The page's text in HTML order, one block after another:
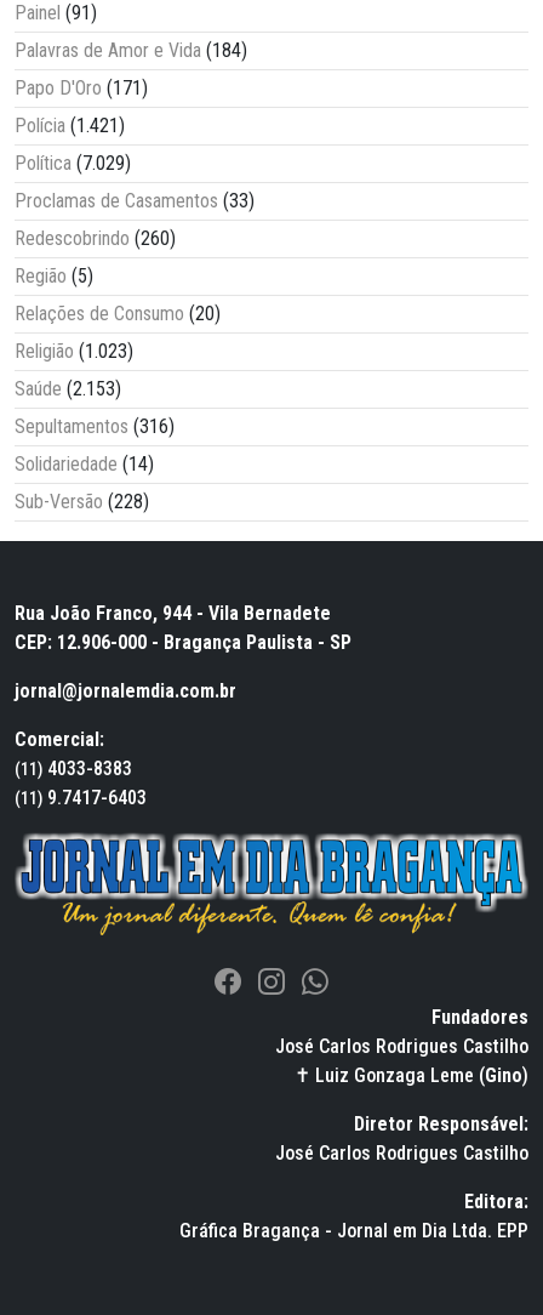
Painel (91)
Palavras de Amor e Vida (184)
Papo D'Oro (171)
Polícia (1.421)
Política (7.029)
Proclamas de Casamentos (33)
Redescobrindo (260)
Região (5)
Relações de Consumo (20)
Religião (1.023)
Saúde (2.153)
Sepultamentos (316)
Solidariedade (14)
Sub-Versão (228)
Rua João Franco, 944 - Vila Bernadete
CEP: 12.906-000 - Bragança Paulista - SP
jornal@jornalemdia.com.br
Comercial:
(11) 4033-8383
(11) 9.7417-6403
Fundadores
José Carlos Rodrigues Castilho
✝ Luiz Gonzaga Leme (Gino)
Diretor Responsável:
José Carlos Rodrigues Castilho
Editora:
Gráfica Bragança - Jornal em Dia Ltda. EPP